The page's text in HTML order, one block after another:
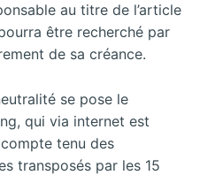
au titre de l’article
être recherché par
de sa créance.
se pose le
qui via internet est
tenu des
transposés par les 15